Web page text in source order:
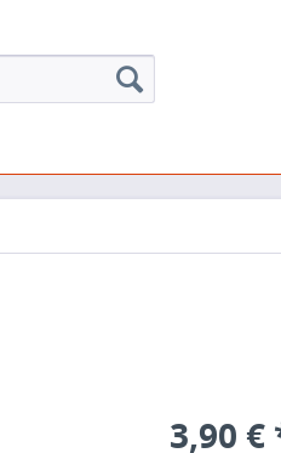
3,90 €